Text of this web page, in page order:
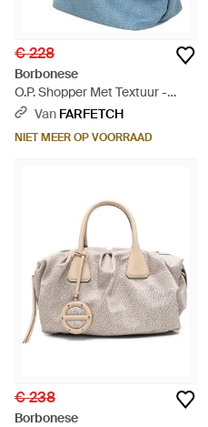
€ 228
Borbonese
O.P. Shopper Met Textuur -
Blauw
Van FARFETCH
NIET MEER OP VOORRAAD
€ 238
Borbonese